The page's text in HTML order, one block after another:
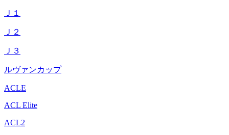
Ｊ１
Ｊ２
Ｊ３
ルヴァンカップ
ACLE
ACL Elite
ACL2